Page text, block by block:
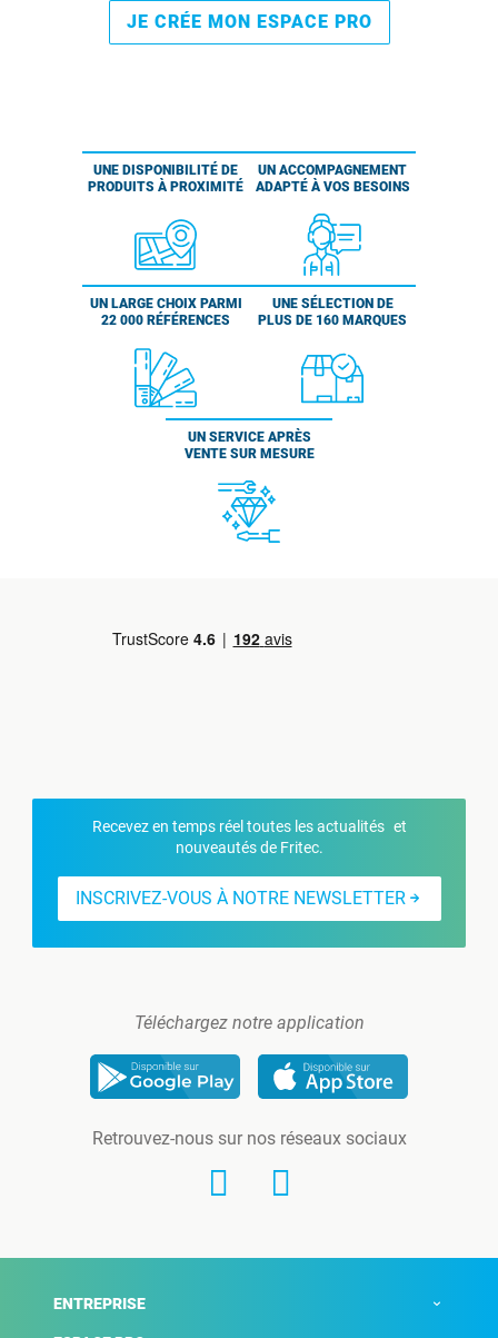
JE CRÉE MON ESPACE PRO
UNE DISPONIBILITÉ DE
PRODUITS À PROXIMITÉ
UN ACCOMPAGNEMENT
ADAPTÉ À VOS BESOINS
UN LARGE CHOIX PARMI
22 000 RÉFÉRENCES
UNE SÉLECTION DE
PLUS DE 160 MARQUES
UN SERVICE APRÈS
VENTE SUR MESURE
Recevez en temps réel toutes les actualités et
nouveautés de Fritec.
INSCRIVEZ-VOUS À NOTRE NEWSLETTER
Téléchargez notre application
Retrouvez-nous sur nos réseaux sociaux
ENTREPRISE